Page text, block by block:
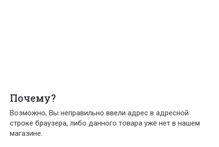
Почему?
Возможно, Вы неправильно ввели адрес в адресной
строке браузера, либо данного товара уже нет в нашем
магазине.